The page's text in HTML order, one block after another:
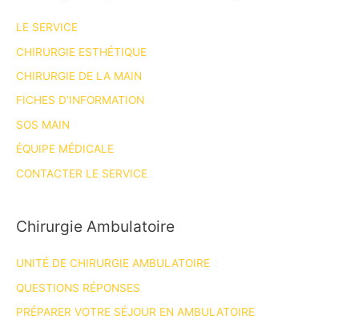
LE SERVICE
CHIRURGIE ESTHÉTIQUE
CHIRURGIE DE LA MAIN
FICHES D’INFORMATION
SOS MAIN
ÉQUIPE MÉDICALE
CONTACTER LE SERVICE
Chirurgie Ambulatoire
UNITÉ DE CHIRURGIE AMBULATOIRE
QUESTIONS RÉPONSES
PRÉPARER VOTRE SÉJOUR EN AMBULATOIRE